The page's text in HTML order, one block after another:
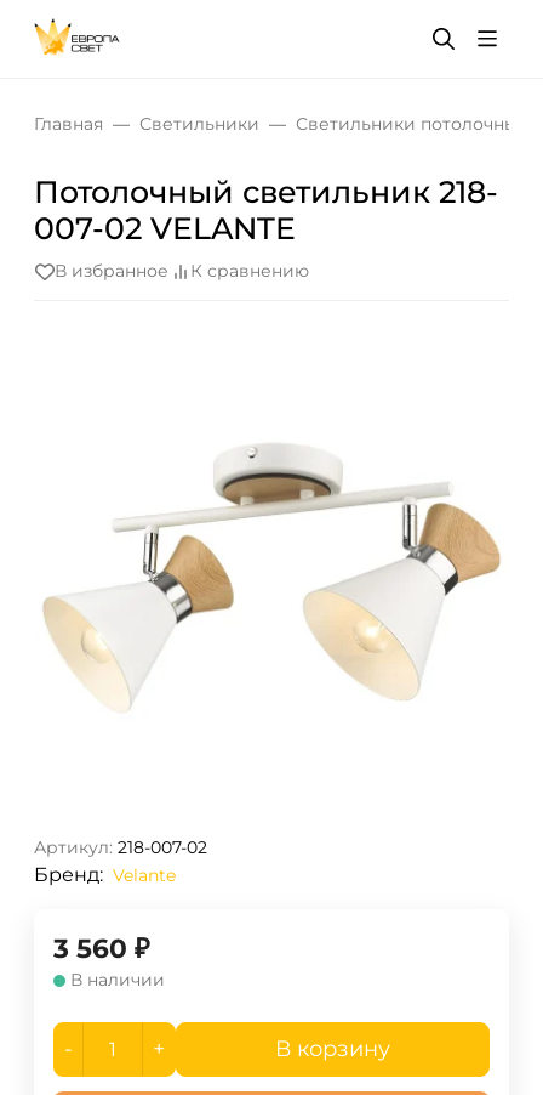
Главная Светильники Светильники потолочные
Потолочный светильник 218-
007-02 VELANTE
В избранное К сравнению
Артикул: 218-007-02
Бренд: Velante
3 560 ₽
В наличии
- + В корзину